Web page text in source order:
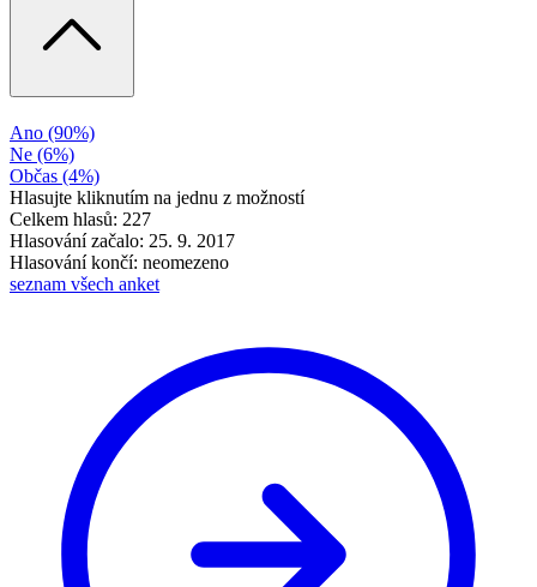
Ano (90%)
Ne (6%)
Občas (4%)
Hlasujte kliknutím na jednu z možností
Celkem hlasů: 227
Hlasování začalo: 25. 9. 2017
Hlasování končí: neomezeno
seznam všech anket